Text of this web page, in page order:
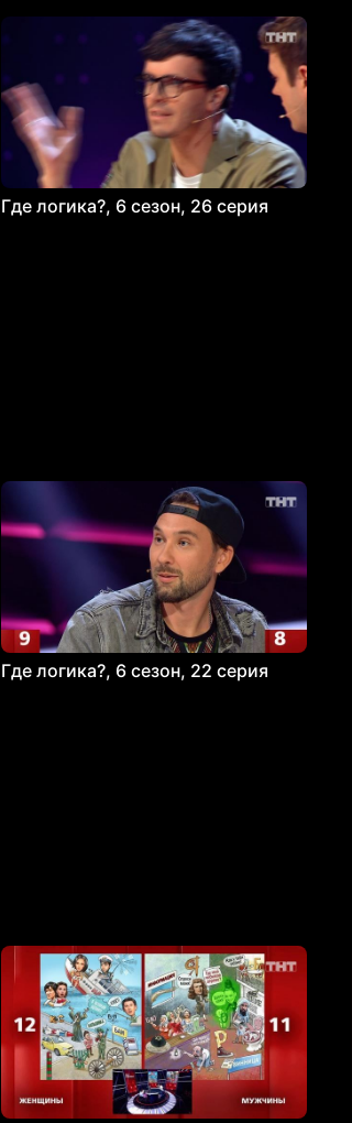
Где логика?, 6 сезон, 26 серия
Где логика?, 6 сезон, 22 серия